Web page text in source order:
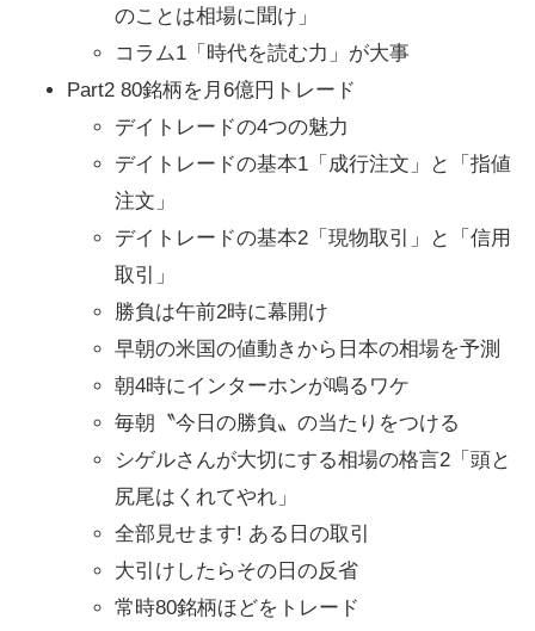
のことは相場に聞け」
コラム1「時代を読む力」が大事
Part2 80銘柄を月6億円トレード
デイトレードの4つの魅力
デイトレードの基本1「成行注文」と「指値
注文」
デイトレードの基本2「現物取引」と「信用
取引」
勝負は午前2時に幕開け
早朝の米国の値動きから日本の相場を予測
朝4時にインターホンが鳴るワケ
毎朝〝今日の勝負〟の当たりをつける
シゲルさんが大切にする相場の格言2「頭と
尻尾はくれてやれ」
全部見せます! ある日の取引
大引けしたらその日の反省
常時80銘柄ほどをトレード